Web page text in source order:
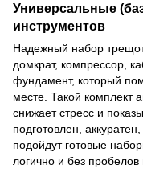
Универсальные
инструментов
Надежный набор
домкрат, компрессор,
фундамент, который
месте. Такой комплект
снижает стресс и
подготовлен,
подойдут готовые
логично и без